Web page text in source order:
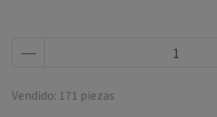
Vendido: 171 piezas